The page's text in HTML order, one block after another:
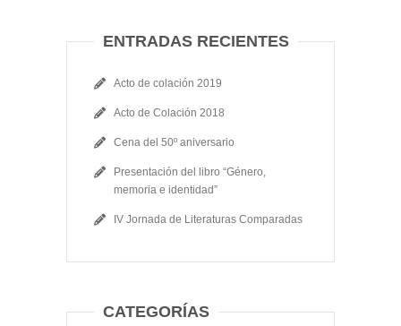
ENTRADAS RECIENTES
Acto de colación 2019
Acto de Colación 2018
Cena del 50º aniversario
Presentación del libro “Género,
memoria e identidad”
IV Jornada de Literaturas Comparadas
CATEGORÍAS